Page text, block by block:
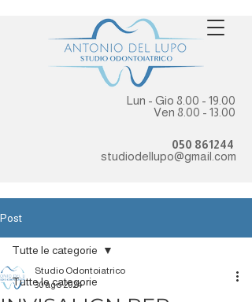
Lun - Gio 8.00 - 19.00
Ven 8.00 - 13.00
050 861244
studiodellupo@gmail.com
Post
Tutte le categorie
Tutte le categorie
Studio Odontoiatrico
30 ago 2024